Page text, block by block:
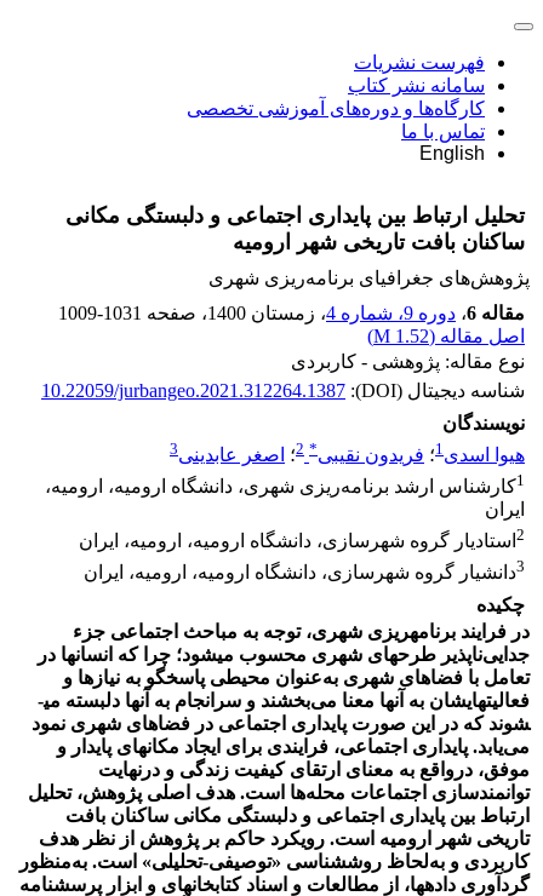
فهرست نشریات
سامانه نشر کتاب
کارگاه‌ها و دوره‌های آموزشی تخصصی
تماس با ما
English
تحلیل ارتباط بین پایداری اجتماعی و دلبستگی مکانی
ساکنان بافت تاریخی شهر ارومیه
پژوهش‌های جغرافیای برنامه‌ریزی شهری
مقاله 6
، دوره 9، شماره 4 ، زمستان 1400 ، صفحه 1009-1031
اصل مقاله (1.52 M
)
نوع مقاله: پژوهشی - کاربردی
شناسه دیجیتال (DOI):
10.22059/jurbangeo.2021.312264.1387
نویسندگان
هیوا اسدی1؛ فریدون نقیبی*
2؛ اصغر عابدینی3
1کارشناس ارشد برنامه‌ریزی شهری، دانشگاه ارومیه، ارومیه،
ایران
2 استادیار گروه شهرسازی، دانشگاه ارومیه، ارومیه، ایران
3دانشیار گروه شهرسازی، دانشگاه ارومیه، ارومیه، ایران
چکیده
در فرایند برنامه­ریزی شهری، توجه به مباحث اجتماعی جزء
جدایی‌ناپذیر طرح­های شهری محسوب می­شود؛ چرا که انسان­ها در
تعامل با فضاهای شهری به‌عنوان محیطی پاسخگو به نیازها و
فعالیت­هایشان به آن­ها معنا می‌بخشند و سرانجام به آن­ها دلبسته می­
شوند که در این صورت پایداری اجتماعی در فضاهای شهری نمود
می‌یابد. پایداری اجتماعی، فرایندی برای ایجاد مکان­های پایدار و
موفق، درواقع به معنای ارتقای کیفیت زندگی و درنهایت
توانمندسازی اجتماعات محله‌ها است. هدف اصلی پژوهش، تحلیل
ارتباط بین پایداری اجتماعی و دلبستگی مکانی ساکنان بافت
تاریخی شهر ارومیه است. رویکرد حاکم بر پژوهش از نظر هدف
کاربردی و بهلحاظ روش­شناسی «توصیفی-تحلیلی» است. به‌منظور
گردآوری داده­ها، از مطالعات و اسناد کتابخانه­ای و ابزار پرسشنامه